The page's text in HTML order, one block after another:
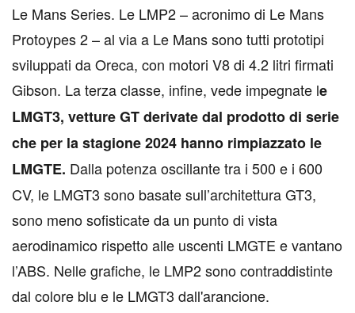
Le Mans Series. Le LMP2 – acronimo di Le Mans
Protoypes 2 – al via a Le Mans sono tutti prototipi
sviluppati da Oreca, con motori V8 di 4.2 litri firmati
Gibson. La terza classe, infine, vede impegnate le
LMGT3, vetture GT derivate dal prodotto di serie
che per la stagione 2024 hanno rimpiazzato le
LMGTE. Dalla potenza oscillante tra i 500 e i 600
CV, le LMGT3 sono basate sull’architettura GT3,
sono meno sofisticate da un punto di vista
aerodinamico rispetto alle uscenti LMGTE e vantano
l’ABS. Nelle grafiche, le LMP2 sono contraddistinte
dal colore blu e le LMGT3 dall'arancione.